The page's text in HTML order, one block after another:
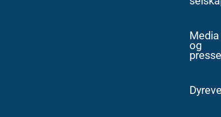
Media
og
presse